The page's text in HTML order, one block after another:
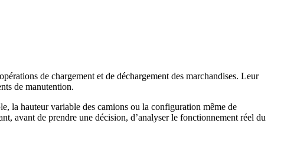
de chargement et de déchargement des marchandises. Leur
de manutention.
la hauteur variable des camions ou la configuration même de
avant de prendre une décision, d’analyser le fonctionnement réel du